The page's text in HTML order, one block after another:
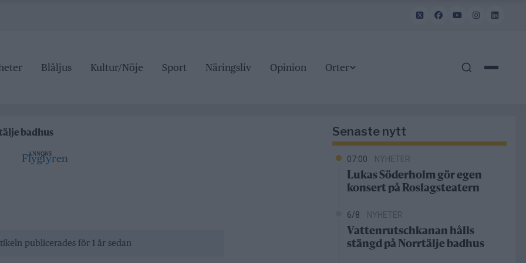
Blåljus Kultur/Nöje Sport Näringsliv Opinion Orter
hela sommaren
ANNONS
publicerades för 1 år sedan
Senaste nytt
07:00 NYHETER
Lukas Söderholm gör egen
konsert på Roslagsteatern
6/8 NYHETER
Vattenrutschkanan hålls
stängd på Norrtälje badhus